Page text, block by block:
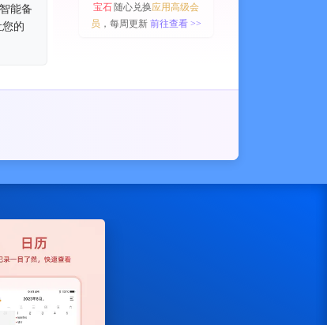
能备
的
宝石随心兑换应用高级会
员 ，每周更新 前往查看 >>